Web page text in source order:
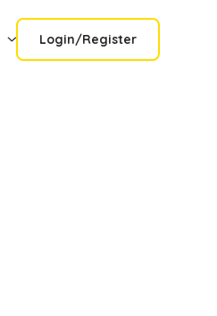
Login/Register